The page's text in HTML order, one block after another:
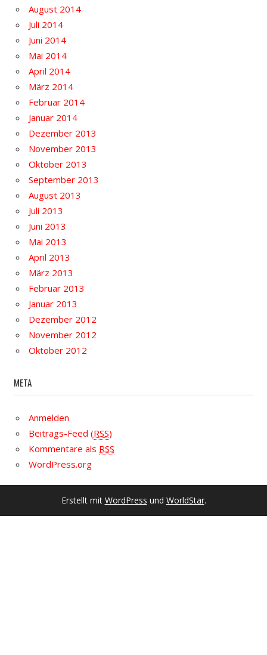
August 2014
Juli 2014
Juni 2014
Mai 2014
April 2014
März 2014
Februar 2014
Januar 2014
Dezember 2013
November 2013
Oktober 2013
September 2013
August 2013
Juli 2013
Juni 2013
Mai 2013
April 2013
März 2013
Februar 2013
Januar 2013
Dezember 2012
November 2012
Oktober 2012
META
Anmelden
Beitrags-Feed (RSS)
Kommentare als RSS
WordPress.org
Erstellt mit WordPress und WorldStar.